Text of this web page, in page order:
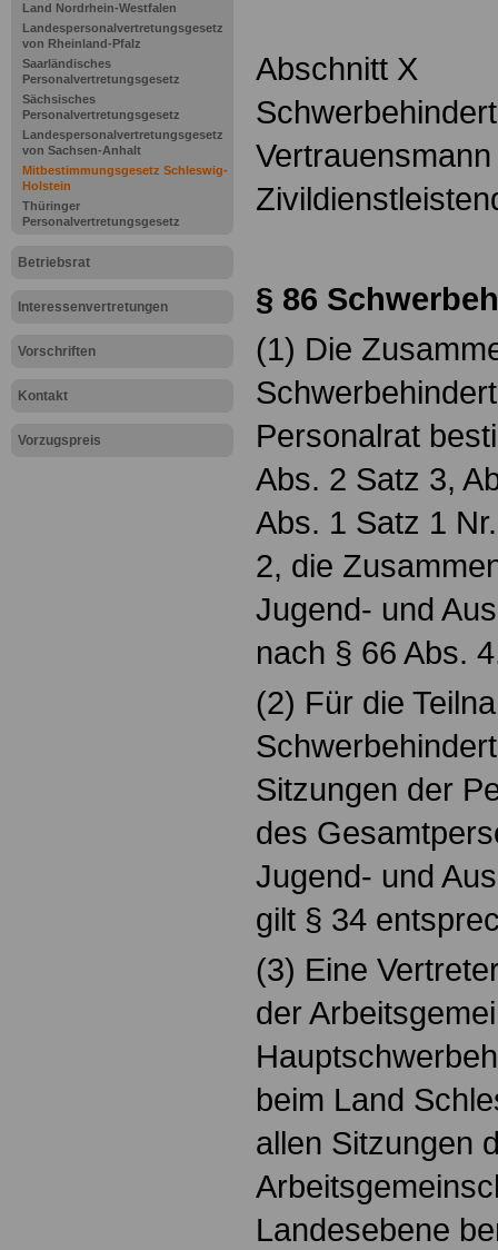
Land Nordrhein-Westfalen
Landespersonalvertretungsgesetz
von Rheinland-Pfalz
Saarländisches
Personalvertretungsgesetz
Sächsisches
Personalvertretungsgesetz
Landespersonalvertretungsgesetz
von Sachsen-Anhalt
Mitbestimmungsgesetz Schleswig-
Holstein
Thüringer
Personalvertretungsgesetz
Betriebsrat
Interessenvertretungen
Vorschriften
Kontakt
Vorzugspreis
Abschnitt X
§ 86
(1) Die
Personalrat
Abs. 2 Satz 3,
Abs. 1 Satz 1
2, die
Jugend- und
nach § 66 Abs.
(2) Für die
Sitzungen der
des
Jugend- und
gilt § 34
(3) Eine
der
beim Land
allen Sitzungen
Landesebene